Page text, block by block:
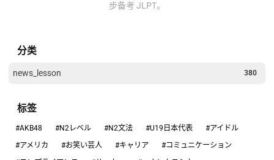
步备考 JLPT。
分类
news_lesson 380
标签
#AKB48 #N2レベル #N2文法 #U19日本代表
#アイドル
#アメリカ
#お笑い芸人 #キャリア
#コミュニケーション